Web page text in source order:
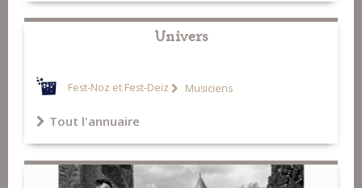
Univers
Fest-Noz et Fest-Deiz Musiciens
Tout l'annuaire